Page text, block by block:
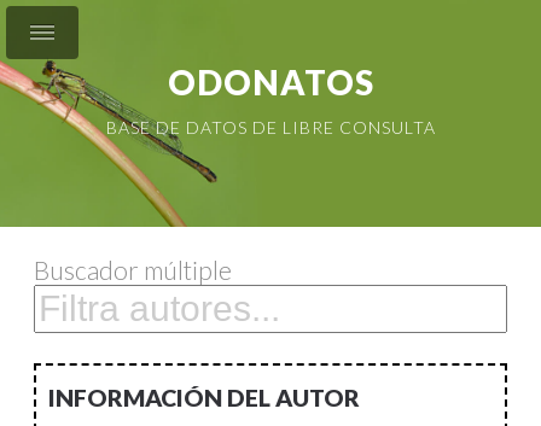
ODONATOS
BASE DE DATOS DE LIBRE CONSULTA
Buscador múltiple
INFORMACIÓN DEL AUTOR